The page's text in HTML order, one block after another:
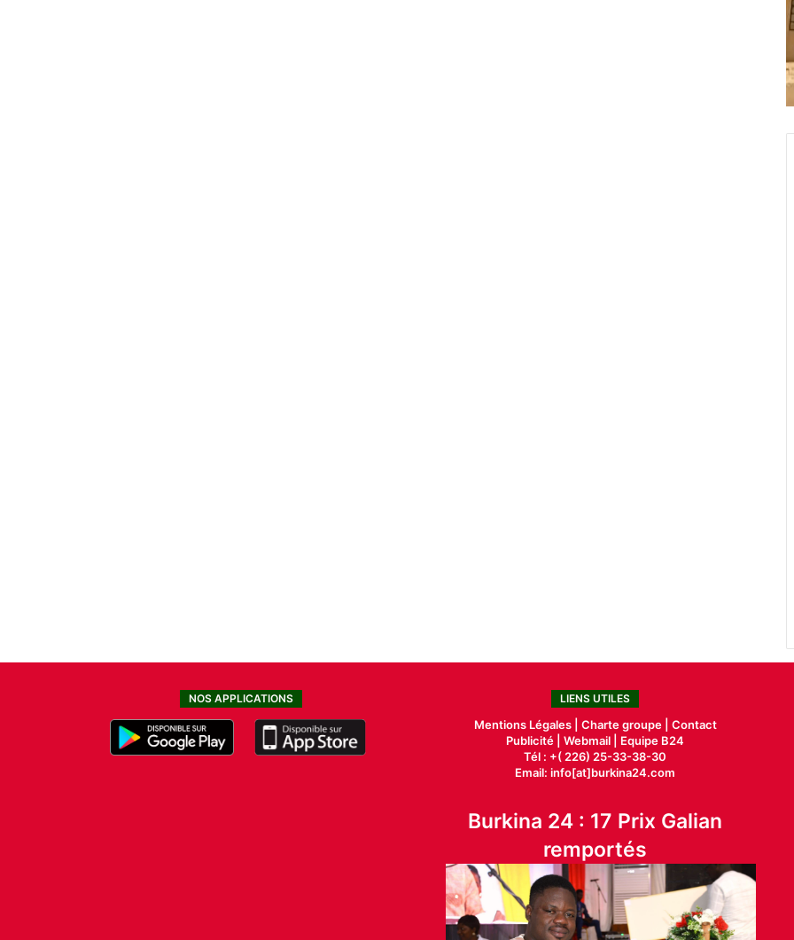
NOS APPLICATIONS LIENS UTILES
Mentions Légales | Charte groupe | Contact
Publicité |Webmail |
Equipe B24
Tél : +( 226) 25-33-38-30
Email: info[at]burkina24.com
Burkina 24 : 17 Prix Galian
remportés